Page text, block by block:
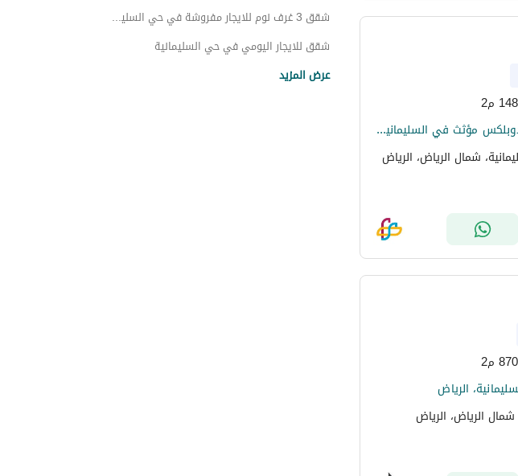
148 م2
مساحات واسعة وخصوصية عالية دوبلكس مؤثث في السليمانية - ساتل
شمال الرياض، الرياض
870 م2
الرياض، الرياض
شقق 3 غرف نوم للايجار مفروشة في حي السليمانية
شقق للايجار اليومي في حي السليمانية
عرض المزيد